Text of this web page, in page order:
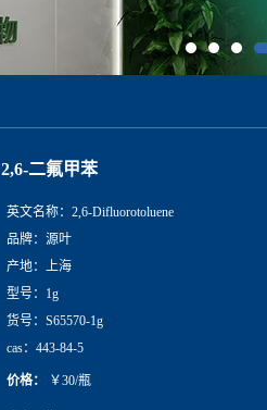
2,6-二氟甲苯
英文名称： 2,6-Difluorotoluene
品牌： 源叶
产地： 上海
型号： 1g
货号： S65570-1g
cas： 443-84-5
价格： ￥30/瓶